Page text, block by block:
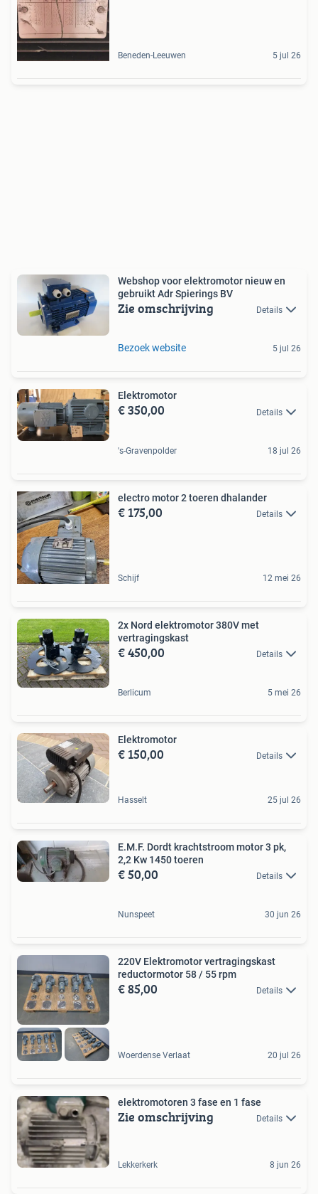
Beneden-Leeuwen 5 jul 26
Webshop voor elektromotor nieuw en
gebruikt Adr Spierings BV
Zie omschrijving Details
Bezoek website 5 jul 26
Elektromotor
€ 350,00 Details
's-Gravenpolder 18 jul 26
electro motor 2 toeren dhalander
€ 175,00 Details
Schijf 12 mei 26
2x Nord elektromotor 380V met
vertragingskast
€ 450,00 Details
Berlicum 5 mei 26
Elektromotor
€ 150,00 Details
Hasselt 25 jul 26
E.M.F. Dordt krachtstroom motor 3 pk,
2,2 Kw 1450 toeren
€ 50,00 Details
Nunspeet 30 jun 26
220V Elektromotor vertragingskast
reductormotor 58 / 55 rpm
€ 85,00 Details
Woerdense Verlaat 20 jul 26
elektromotoren 3 fase en 1 fase
Zie omschrijving Details
Lekkerkerk 8 jun 26